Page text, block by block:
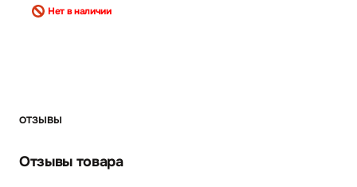
Нет в наличии
ОТЗЫВЫ
Отзывы товара